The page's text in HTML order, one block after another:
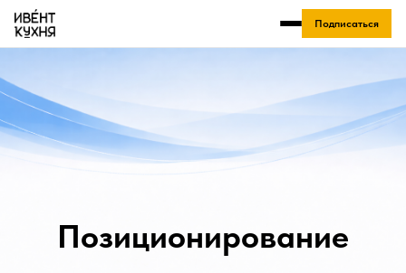
Подписаться
Позиционирование